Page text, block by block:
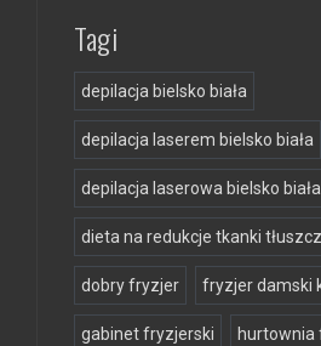
Tagi
depilacja bielsko biała
depilacja laserem bielsko biała
depilacja laserowa bielsko biała
dieta na redukcje tkanki
dobry fryzjer fryzjer damski
gabinet fryzjerski hurtownia